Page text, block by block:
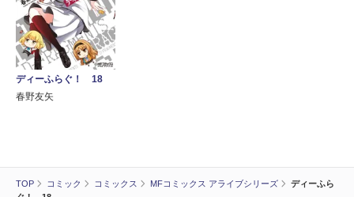
TOP コミック コミックス MFコミックス アライブシリーズ
ディーふら
ディーふらぐ！ 18
春野友矢